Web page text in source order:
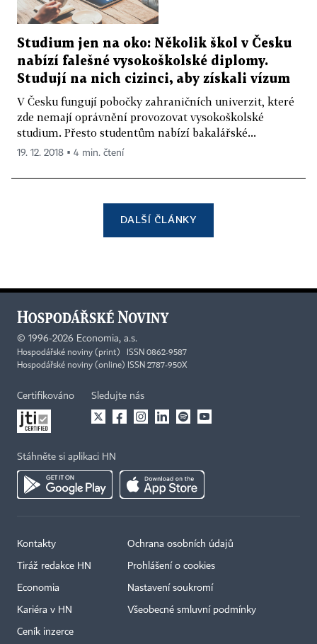
Studium jen na oko: Několik škol v Česku
nabízí falešné vysokoškolské diplomy.
Studují na nich cizinci, aby získali vízum
V Česku fungují pobočky zahraničních univerzit, které
zde nemají oprávnění provozovat vysokoškolské
studium. Přesto studentům nabízí bakalářské...
19. 12. 2018 ▪ 4 min. čtení
DALŠÍ ČLÁNKY
© 1996-2026 Economia, a.s.
Hospodářské noviny (print) ISSN 0862-9587
Hospodářské noviny (online) ISSN 2787-950X
Certifikováno Sledujte nás
Stáhněte si aplikaci HN
Kontakty
Tiráž redakce HN
Economia
Kariéra v HN
Ceník inzerce
Ochrana osobních údajů
Prohlášení o cookies
Nastavení soukromí
Všeobecné smluvní podmínky